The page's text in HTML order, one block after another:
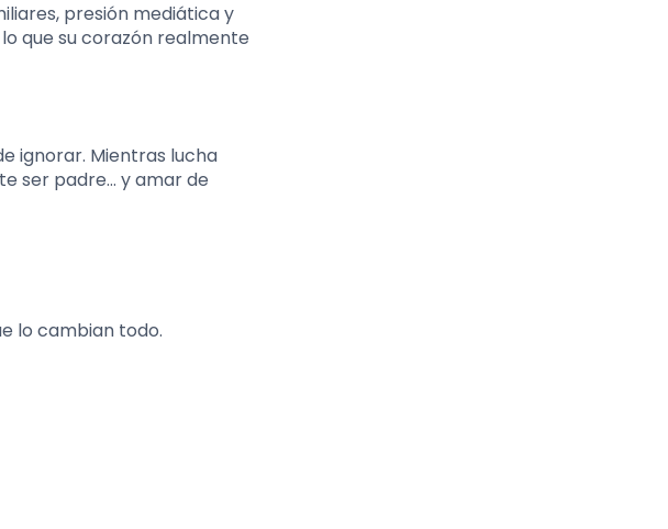
presión mediática y
que su corazón realmente
ignorar. Mientras lucha
ser padre… y amar de
lo cambian todo.